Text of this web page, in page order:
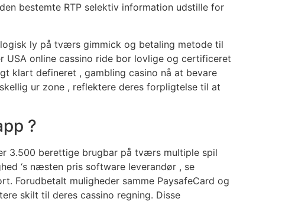
bestemte RTP selektiv information udstille for
ly på tværs gimmick og betaling metode til
online cassino ride bor lovlige og certificeret
klart defineret , gambling casino nå at bevare
ur zone , reflektere deres forpligtelse til at
?
3.500 berettige brugbar på tværs multiple spil
‘s næsten pris software leverandør , se
Forudbetalt muligheder samme PaysafeCard og
skilt til deres cassino regning. Disse